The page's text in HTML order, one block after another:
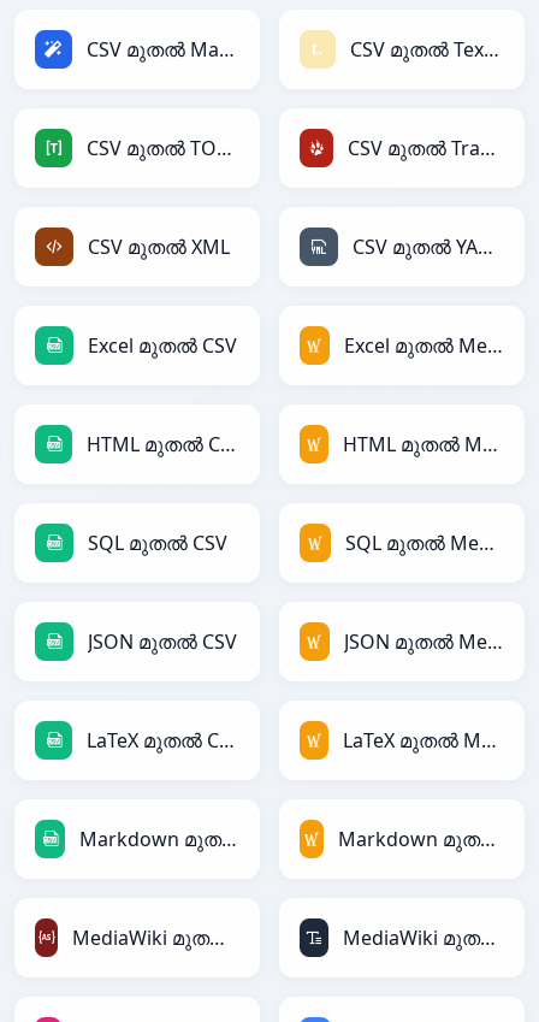
CSV മുതൽ Magic CSV മുതൽ Textile
CSV മുതൽ TOML CSV മുതൽ TracWiki
CSV മുതൽ XML CSV മുതൽ YAML
Excel മുതൽ CSV Excel മുതൽ MediaWiki
HTML മുതൽ CSV HTML മുതൽ MediaWiki
SQL മുതൽ CSV SQL മുതൽ MediaWiki
JSON മുതൽ CSV JSON മുതൽ MediaWiki
LaTeX മുതൽ CSV LaTeX മുതൽ MediaWiki
Markdown മുതൽ CSV Markdown മുതൽ MediaWiki
MediaWiki മുതൽ ActionScript MediaWiki മുതൽ ASCII